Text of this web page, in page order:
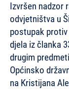
Izvršen nadzor
odvjetništva u
postupak
djela iz članka
drugim
Općinsko
na Kristijana